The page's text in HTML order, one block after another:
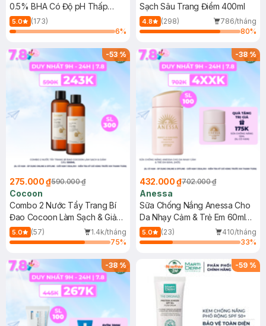
0.5% BHA Có Độ pH Thấp
150ml
5.0
(173)
6%
Sạch Sâu Trang Điểm 400ml
4.8 (298)
786/tháng
80%
-53%
275.000 ₫590.000 ₫
Cocoon
Combo 2 Nước Tẩy Trang Bí
Đao Cocoon Làm Sạch & Giảm
Dầu 500ml
5.0 (57)
1.4k/tháng
75%
-38%
432.000 ₫702.000 ₫
Anessa
Sữa Chống Nắng Anessa Cho
Da Nhạy Cảm & Trẻ Em 60ml
(Mới)
5.0 (23)
410/tháng
33%
-38% -59 %